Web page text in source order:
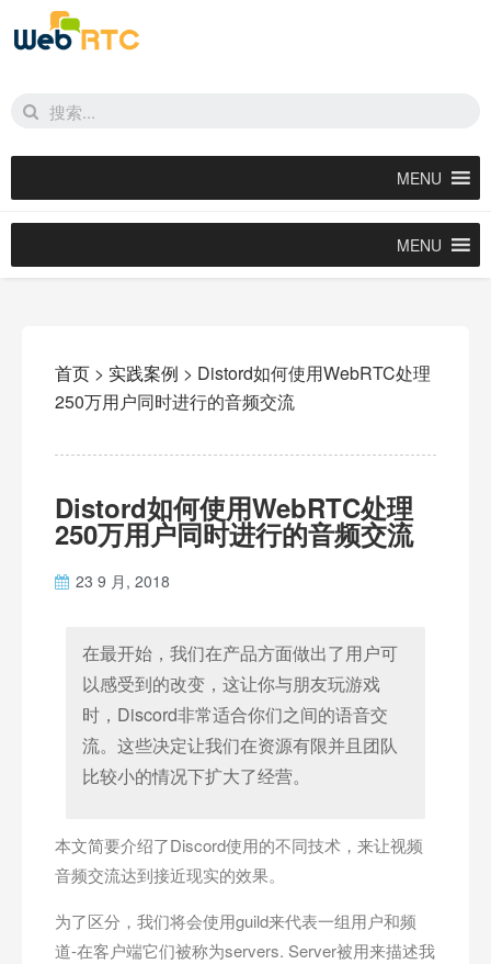
MENU
MENU
首页 > 实践案例 > Distord如何使用WebRTC处理
250万用户同时进行的音频交流
Distord如何使用WebRTC处理
250万用户同时进行的音频交流
23 9 月, 2018
在最开始，我们在产品方面做出了用户可
以感受到的改变，这让你与朋友玩游戏
时，Discord非常适合你们之间的语音交
流。这些决定让我们在资源有限并且团队
比较小的情况下扩大了经营。
本文简要介绍了Discord使用的不同技术，来让视频
音频交流达到接近现实的效果。
为了区分，我们将会使用guild来代表一组用户和频
道-在客户端它们被称为servers. Server被用来描述我